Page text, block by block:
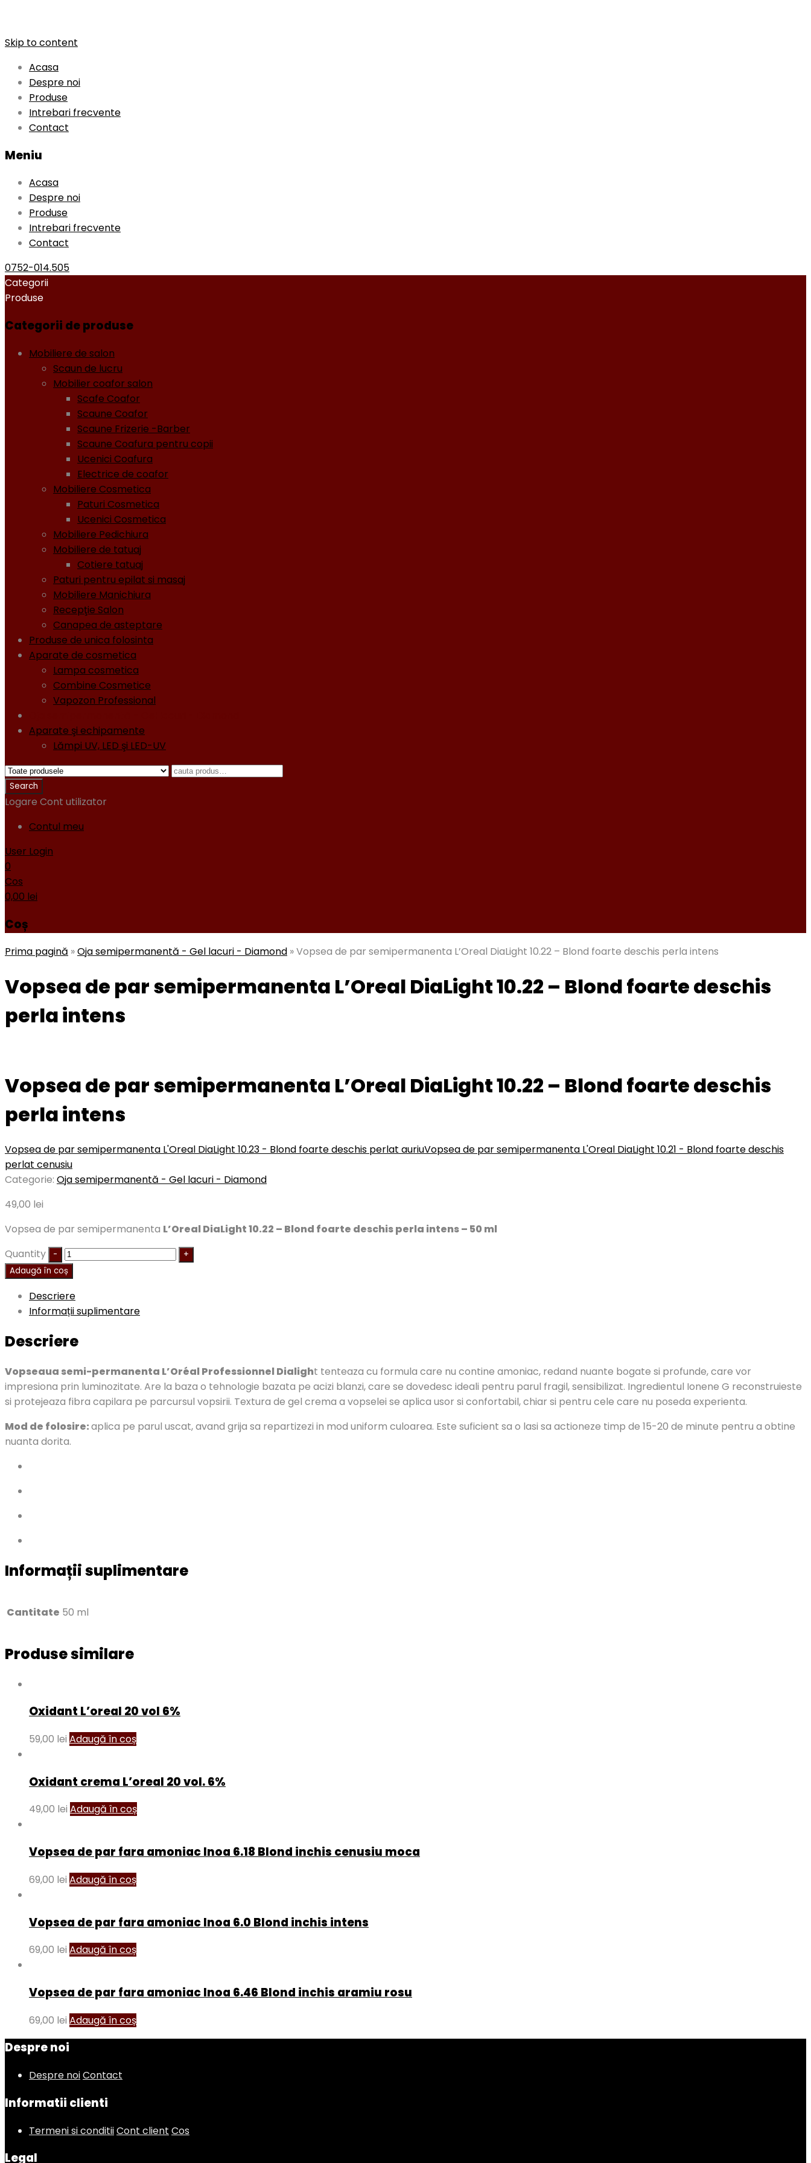
Skip to content
Acasa
Despre noi
Produse
Intrebari frecvente
Contact
Meniu
Acasa
Despre noi
Produse
Intrebari frecvente
Contact
0752-014.505
Categorii
Produse
Categorii de produse
Mobiliere de salon
Scaun de lucru
Mobilier coafor salon
Scafe Coafor
Scaune Coafor
Scaune Frizerie -Barber
Scaune Coafura pentru copii
Ucenici Coafura
Electrice de coafor
Mobiliere Cosmetica
Paturi Cosmetica
Ucenici Cosmetica
Mobiliere Pedichiura
Mobiliere de tatuaj
Cotiere tatuaj
Paturi pentru epilat si masaj
Mobiliere Manichiura
Recepţie Salon
Canapea de asteptare
Produse de unica folosinta
Aparate de cosmetica
Lampa cosmetica
Combine Cosmetice
Vapozon Professional
Aparate şi echipamente
Lămpi UV, LED şi LED-UV
Logare Cont utilizator
Contul meu
User Login
0
Cos
0,00 lei
Coș
Prima pagină »Oja semipermanentă - Gel lacuri - Diamond »Vopsea de par semipermanenta L’Oreal DiaLight 10.22 – Blond foarte deschis perla intens
Vopsea de par semipermanenta L’Oreal DiaLight 10.22 – Blond foarte deschis
perla intens
Vopsea de par semipermanenta L’Oreal DiaLight 10.22 – Blond foarte deschis
perla intens
Vopsea de par semipermanenta L'Oreal DiaLight 10.23 - Blond foarte deschis perlat auriuVopsea de par semipermanenta L'Oreal DiaLight 10.21 - Blond foarte deschis
perlat cenusiu
Categorie: Oja semipermanentă - Gel lacuri - Diamond
49,00 lei
Vopsea de par semipermanenta L’Oreal DiaLight 10.22 – Blond foarte deschis perla intens – 50 ml
Quantity
Adaugă în coș
Descriere
Informații suplimentare
Descriere
Vopseaua semi-permanenta L’Oréal Professionnel Dialight tenteaza cu formula care nu contine amoniac, redand nuante bogate si profunde, care vor
impresiona prin luminozitate. Are la baza o tehnologie bazata pe acizi blanzi, care se dovedesc ideali pentru parul fragil, sensibilizat. Ingredientul Ionene G reconstruieste
si protejeaza fibra capilara pe parcursul vopsirii. Textura de gel crema a vopselei se aplica usor si confortabil, chiar si pentru cele care nu poseda experienta.
Mod de folosire:aplica pe parul uscat, avand grija sa repartizezi in mod uniform culoarea. Este suficient sa o lasi sa actioneze timp de 15-20 de minute pentru a obtine
nuanta dorita.
Informații suplimentare
Cantitate 50 ml
Produse similare
Oxidant L’oreal 20 vol 6%
59,00 lei Adaugă în coș
Oxidant crema L’oreal 20 vol. 6%
49,00 lei Adaugă în coș
Vopsea de par fara amoniac Inoa 6.18 Blond inchis cenusiu moca
69,00 lei Adaugă în coș
Vopsea de par fara amoniac Inoa 6.0 Blond inchis intens
69,00 lei Adaugă în coș
Vopsea de par fara amoniac Inoa 6.46 Blond inchis aramiu rosu
69,00 lei Adaugă în coș
Despre noi
Despre noiContact
Informatii clienti
Termeni si conditiiCont client Cos
Legal